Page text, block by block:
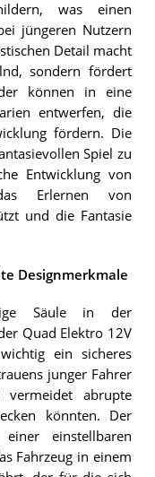
was einen
jüngeren Nutzern
Detail macht
sondern fördert
können in eine
entwerfen, die
fördern. Die
Spiel zu
Entwicklung von
Erlernen von
und die Fantasie
Designmerkmale
Säule in der
Quad Elektro 12V
ein sicheres
junger Fahrer
abrupte
könnten. Der
einstellbaren
Fahrzeug in einem